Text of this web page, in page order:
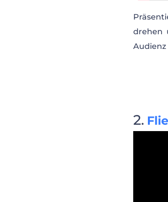
drehen